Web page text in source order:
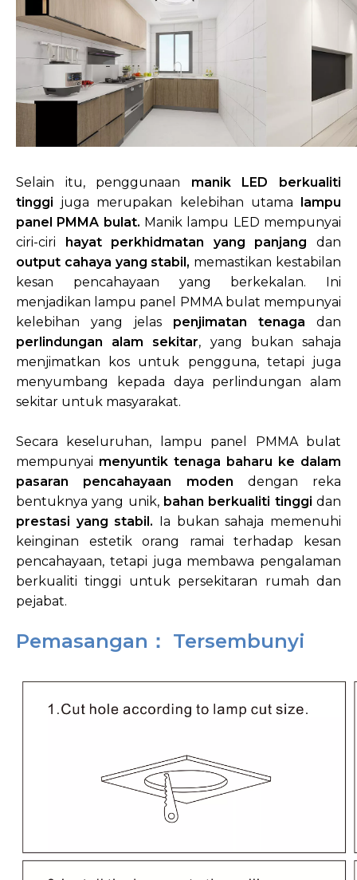
Selain itu, penggunaan manik LED berkualiti
tinggi juga merupakan kelebihan utama lampu
panel PMMA bulat. Manik lampu LED mempunyai
ciri-ciri hayat perkhidmatan yang panjang dan
output cahaya yang stabil, memastikan kestabilan
kesan pencahayaan yang berkekalan. Ini
menjadikan lampu panel PMMA bulat mempunyai
kelebihan yang jelas penjimatan tenaga dan
perlindungan alam sekitar, yang bukan sahaja
menjimatkan kos untuk pengguna, tetapi juga
menyumbang kepada daya perlindungan alam
sekitar untuk masyarakat.
Secara keseluruhan, lampu panel PMMA bulat
mempunyai menyuntik tenaga baharu ke dalam
pasaran pencahayaan moden dengan reka
bentuknya yang unik, bahan berkualiti tinggi dan
prestasi yang stabil. Ia bukan sahaja memenuhi
keinginan estetik orang ramai terhadap kesan
pencahayaan, tetapi juga membawa pengalaman
berkualiti tinggi untuk persekitaran rumah dan
pejabat.
Pemasangan： Tersembunyi